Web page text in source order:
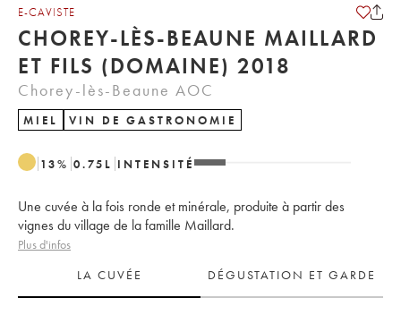
E-CAVISTE
CHOREY-LÈS-BEAUNE MAILLARD
ET FILS (DOMAINE) 2018
Chorey-lès-Beaune AOC
MIEL VIN DE GASTRONOMIE
13% 0.75 L INTENSITÉ
Une cuvée à la fois ronde et minérale, produite à partir des
vignes du village de la famille Maillard.
Plus d'infos
LA CUVÉE
DÉGUSTATION ET GARDE